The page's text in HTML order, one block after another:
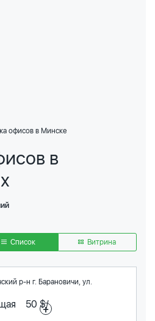
офисов в Минске
в
Список Витрина
р-н г. Барановичи, ул.
50 $/